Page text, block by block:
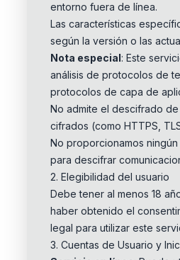
entorno fuera de línea.
Las características
según la versión o las
Nota especial: Este
análisis de protocolos de
protocolos de capa de
No admite el descifrado
cifrados (como HTTPS,
No proporcionamos
para descifrar
2. Elegibilidad del usuario
Debe tener al menos 18
haber obtenido el
legal para utilizar este
3. Cuentas de Usuario y